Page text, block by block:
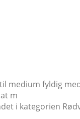
fyldig
m
i kategorien